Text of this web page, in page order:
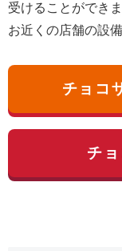
受けることができ
お近くの店舗の設
チョコ
チ